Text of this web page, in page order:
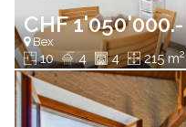
CHF 1'050'000.-
Bex
10 4 4 215 m2